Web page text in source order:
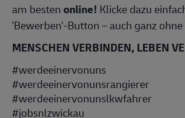
am bestenonline! Klicke dazu
'Bewerben'-Button – auch ganz
MENSCHEN VERBINDEN, LEBEN
#werdeeinervonuns
#werdeeinervonunsrangierer
#werdeeinervonunslkwfahrer
#jobsnlzwickau